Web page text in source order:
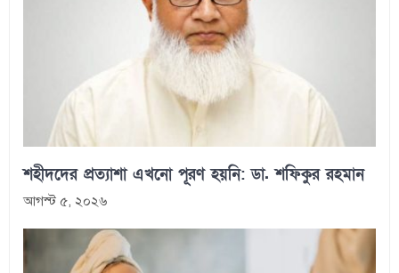
শহীদদের প্রত্যাশা এখনো পূরণ হয়নি: ডা. শফিকুর রহমান
আগস্ট ৫, ২০২৬